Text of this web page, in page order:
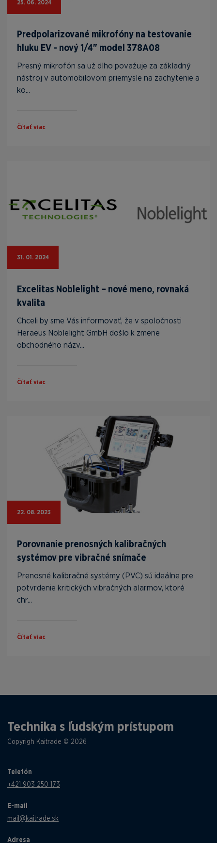
25. 06. 2024
Predpolarizované mikrofóny na testovanie
hluku EV - nový 1/4" model 378A08
Presný mikrofón sa už dlho považuje za základný
nástroj v automobilovom priemysle na zachytenie a
ko...
Čítať viac
31. 01. 2024
Excelitas Noblelight – nové meno, rovnaká
kvalita
Chceli by sme Vás informovať, že v spoločnosti
Heraeus Noblelight GmbH došlo k zmene
obchodného názv...
Čítať viac
22. 08. 2023
Porovnanie prenosných kalibračných
systémov pre vibračné snímače
Prenosné kalibračné systémy (PVC) sú ideálne pre
potvrdenie kritických vibračných alarmov, ktoré
chr...
Čítať viac
Technika s ľudským prístupom
Copyrigh Kaitrade © 2026
Telefón
+421 903 250 173
E-mail
mail@kaitrade.sk
Adresa